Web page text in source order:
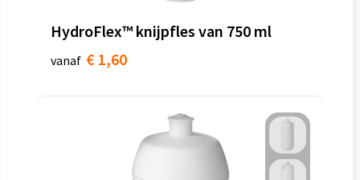
HydroFlex™ knijpfles van 750 ml
vanaf € 1,60